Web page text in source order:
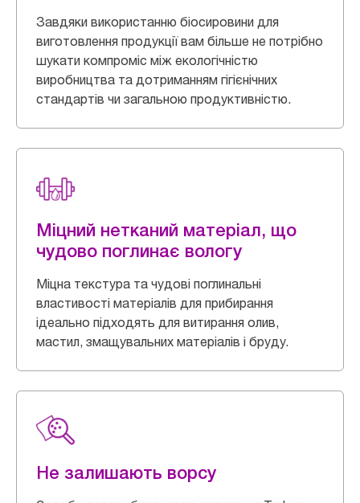
Завдяки використанню біосировини для
виготовлення продукції вам більше не потрібно
шукати компроміс між екологічністю
виробництва та дотриманням гігієнічних
стандартів чи загальною продуктивністю.
Міцний нетканий матеріал, що
чудово поглинає вологу
Міцна текстура та чудові поглинальні
властивості матеріалів для прибирання
ідеально підходять для витирання олив,
мастил, змащувальних матеріалів і бруду.
Не залишають ворсу